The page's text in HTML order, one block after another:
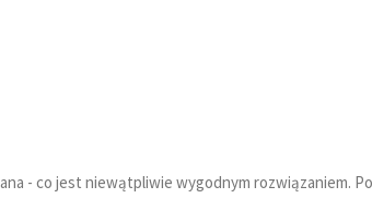
- co jest niewątpliwie wygodnym rozwiązaniem.